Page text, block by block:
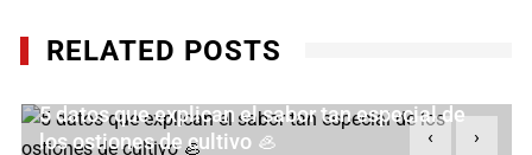
RELATED POSTS
5 datos que explican el sabor tan especial de
los ostiones de cultivo 🦪
‹ ›